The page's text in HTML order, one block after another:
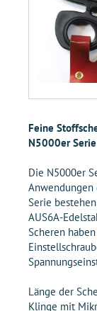
Feine
N5000er Serie
Die N5000er
Serie
AUS6A-
Scheren
Länge der
Klinge mit